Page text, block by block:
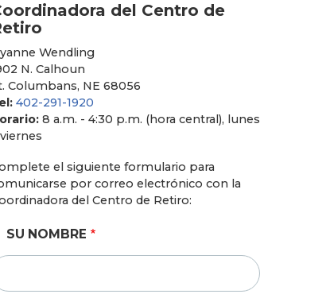
del Centro de
Wendling
N. Calhoun
Columbans, NE 68056
402-291-1920
8 a.m. - 4:30 p.m. (hora central), lunes
el siguiente formulario para
por correo electrónico con la
del Centro de Retiro:
SU NOMBRE